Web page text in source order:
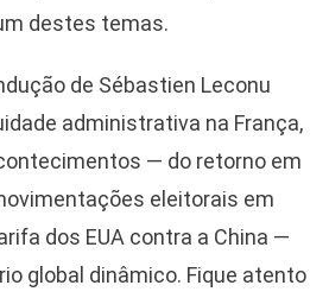
destes temas.
de Sébastien Leconu
administrativa na França,
— do retorno em
eleitorais em
dos EUA contra a China —
global dinâmico. Fique atento